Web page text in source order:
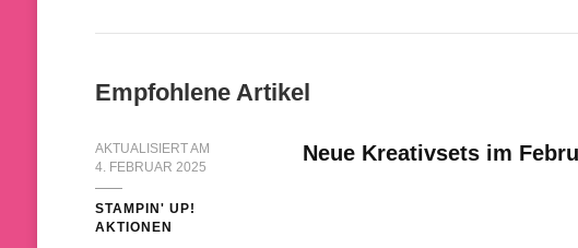
Empfohlene Artikel
AKTUALISIERT AM
4. FEBRUAR 2025
STAMPIN' UP!
AKTIONEN
Neue Kreativsets im